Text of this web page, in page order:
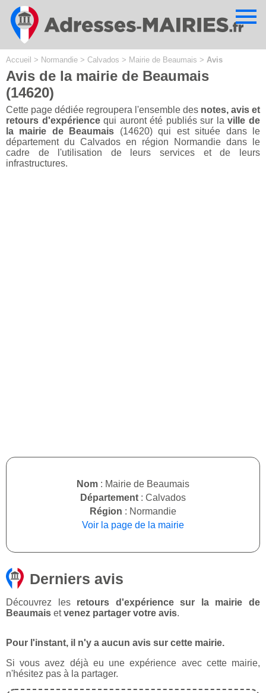
Accueil > Normandie > Calvados > Mairie de Beaumais > Avis
Avis de la mairie de Beaumais
(14620)
Cette page dédiée regroupera l'ensemble des notes, avis et
retours d'expériencequi auront été publiés sur laville de
la mairie de Beaumais (14620) qui est située dans le
département du Calvados en région Normandie dans le
cadre de l'utilisation de leurs services et de leurs
infrastructures.
Nom : Mairie de Beaumais
Département : Calvados
Région : Normandie
Voir la page de la mairie
Derniers avis
Découvrez les retours d'expérience sur la mairie de
Beaumais etvenez partager votre avis.
Pour l'instant, il n'y a aucun avis sur cette mairie.
Si vous avez déjà eu une expérience avec cette mairie,
n'hésitez pas à la partager.
Cookies management panel